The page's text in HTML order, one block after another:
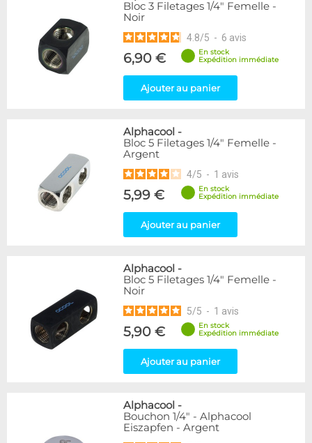
142
KooLance
Monsoon
9
Nanoxia
PrimoChill
9
31
216
Noir/Nickel
28
Or
1
Rouge
Vert
5
4
36
Plexi
2
Couleur
2
1
Coudé 90°
94
Bloc 3 Filetages 1/4" Femelle -
Noir
4.8/5 - 6 avis
6,90 €
En stock
Expédition immédiate
Ajouter au panier
Alphacool -
Bloc 5 Filetages 1/4" Femelle -
Argent
4/5 - 1 avis
5,99 €
En stock
Expédition immédiate
Ajouter au panier
Alphacool -
Bloc 5 Filetages 1/4" Femelle -
Noir
5/5 - 1 avis
5,90 €
En stock
Expédition immédiate
Ajouter au panier
Alphacool -
Bouchon 1/4" - Alphacool
Eiszapfen - Argent